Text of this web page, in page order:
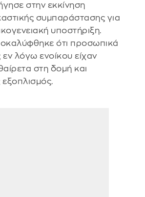
στην εκκίνηση
συμπαράστασης για
υποστήριξη.
ότι προσωπικά
εν λόγω ενοίκου είχαν
στη δομή και